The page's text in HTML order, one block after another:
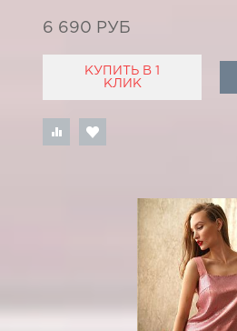
6 690 РУБ
КУПИТЬ В 1
КЛИК